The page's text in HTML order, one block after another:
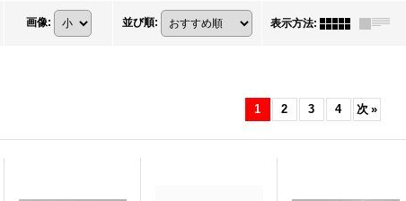
画像: 並び順: 表示方法:
1 2 3 4 次 »